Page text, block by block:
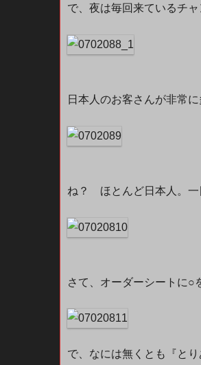
で、夜は毎回来ているチャ
日本人のお客さんが非常
ね？ ほとんど日本人。一
さて、オーダーシートに○
で、なには無くとも『と